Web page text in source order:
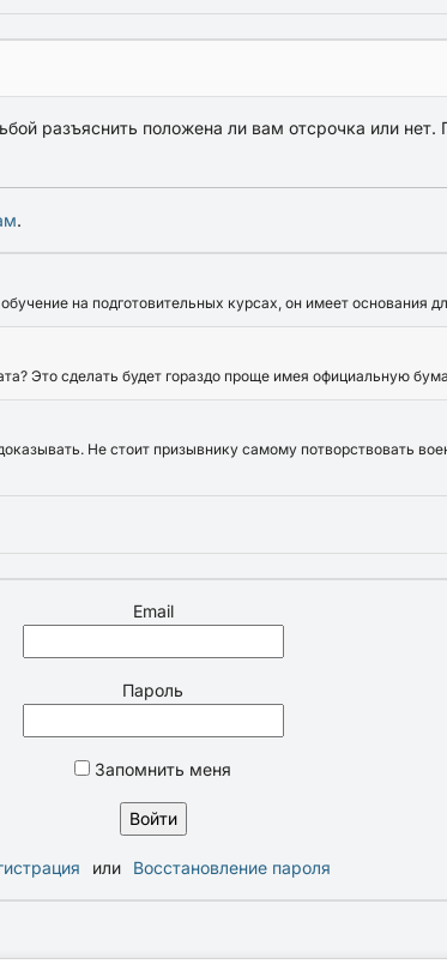
разъяснить положена ли вам отсрочка или
.
на подготовительных курсах, он имеет основания
Это сделать будет гораздо проще имея официальную
Не стоит призывнику самому потворствовать
Email
Пароль
Запомнить меня
или Восстановление пароля